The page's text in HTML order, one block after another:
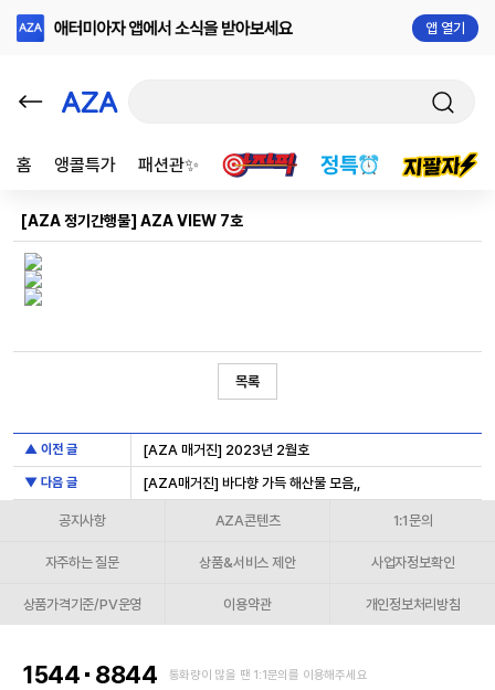
앱 열기
홈 앵콜특가 패션관✨
[AZA 정기간행물] AZA VIEW 7호
목록
▲ 이전 글 [AZA 매거진] 2023년 2월호
▼ 다음 글 [AZA매거진] 바다향 가득 해산물 모음,,
공지사항 AZA콘텐츠 1:1문의
자주하는 질문 상품&서비스 제안 사업자정보확인
상품가격기준/PV운영 이용약관 개인정보처리방침
1544 8844 통화량이 많을 땐 1:1문의를 이용해주세요